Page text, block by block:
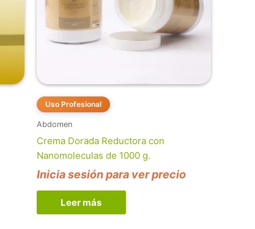
Uso Profesional
Abdomen
Crema Dorada Reductora con
Nanomoleculas de 1000 g.
Inicia sesión para ver precio
Leer más